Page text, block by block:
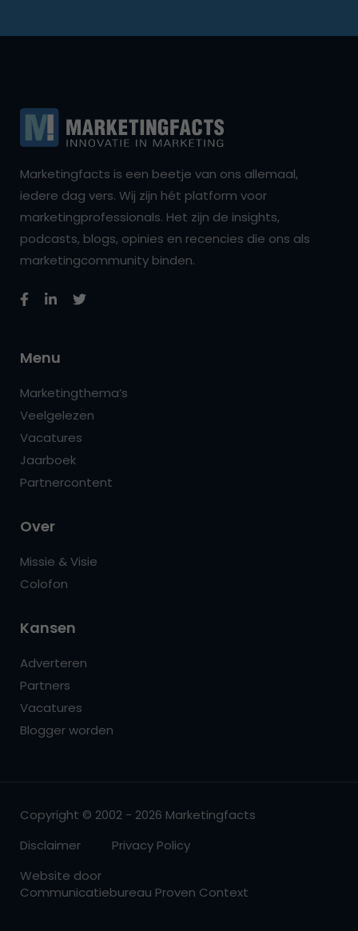
Marketingfacts is een beetje van ons allemaal,
iedere dag vers. Wij zijn hét platform voor
marketingprofessionals. Het zijn de insights,
podcasts, blogs, opinies en recencies die ons als
marketingcommunity binden.
Menu
Marketingthema’s
Veelgelezen
Vacatures
Jaarboek
Partnercontent
Over
Missie & Visie
Colofon
Kansen
Adverteren
Partners
Vacatures
Blogger worden
Copyright © 2002 - 2026 Marketingfacts
Disclaimer
Privacy Policy
Website door
Communicatiebureau Proven Context